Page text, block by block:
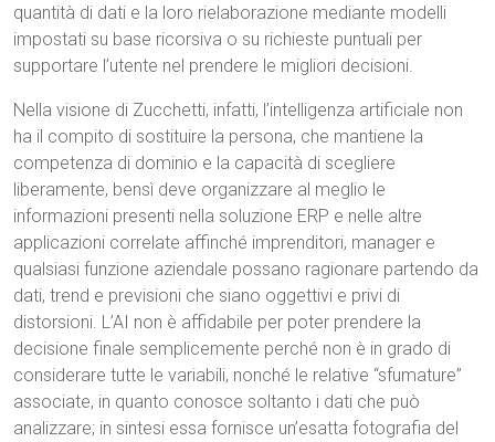
quantità di dati e la loro rielaborazione mediante modelli
impostati su base ricorsiva o su richieste puntuali per
supportare l’utente nel prendere le migliori decisioni.
Nella visione di Zucchetti, infatti, l’intelligenza artificiale non
ha il compito di sostituire la persona, che mantiene la
competenza di dominio e la capacità di scegliere
liberamente, bensì deve organizzare al meglio le
informazioni presenti nella soluzione ERP e nelle altre
applicazioni correlate affinché imprenditori, manager e
qualsiasi funzione aziendale possano ragionare partendo da
dati, trend e previsioni che siano oggettivi e privi di
distorsioni. L’AI non è affidabile per poter prendere la
decisione finale semplicemente perché non è in grado di
considerare tutte le variabili, nonché le relative “sfumature”
associate, in quanto conosce soltanto i dati che può
analizzare; in sintesi essa fornisce un’esatta fotografia del